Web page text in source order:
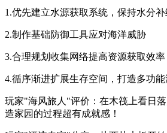
1.优先建立水源获取系统，保持水分补
2.制作基础防御工具应对海洋威胁
3.合理规划收集网络提高资源获取效率
4.循序渐进扩展生存空间，打造多功
玩家"海风旅人"评价：在木筏上看日
造家园的过程超有成就感！